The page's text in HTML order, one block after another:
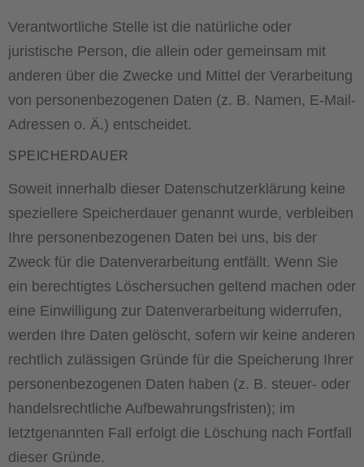
Verantwortliche Stelle ist die natürliche oder
juristische Person, die allein oder gemeinsam mit
anderen über die Zwecke und Mittel der Verarbeitung
von personenbezogenen Daten (z. B. Namen, E-Mail-
Adressen o. Ä.) entscheidet.
SPEICHERDAUER
Soweit innerhalb dieser Datenschutzerklärung keine
speziellere Speicherdauer genannt wurde, verbleiben
Ihre personenbezogenen Daten bei uns, bis der
Zweck für die Datenverarbeitung entfällt. Wenn Sie
ein berechtigtes Löschersuchen geltend machen oder
eine Einwilligung zur Datenverarbeitung widerrufen,
werden Ihre Daten gelöscht, sofern wir keine anderen
rechtlich zulässigen Gründe für die Speicherung Ihrer
personenbezogenen Daten haben (z. B. steuer- oder
handelsrechtliche Aufbewahrungsfristen); im
letztgenannten Fall erfolgt die Löschung nach Fortfall
dieser Gründe.